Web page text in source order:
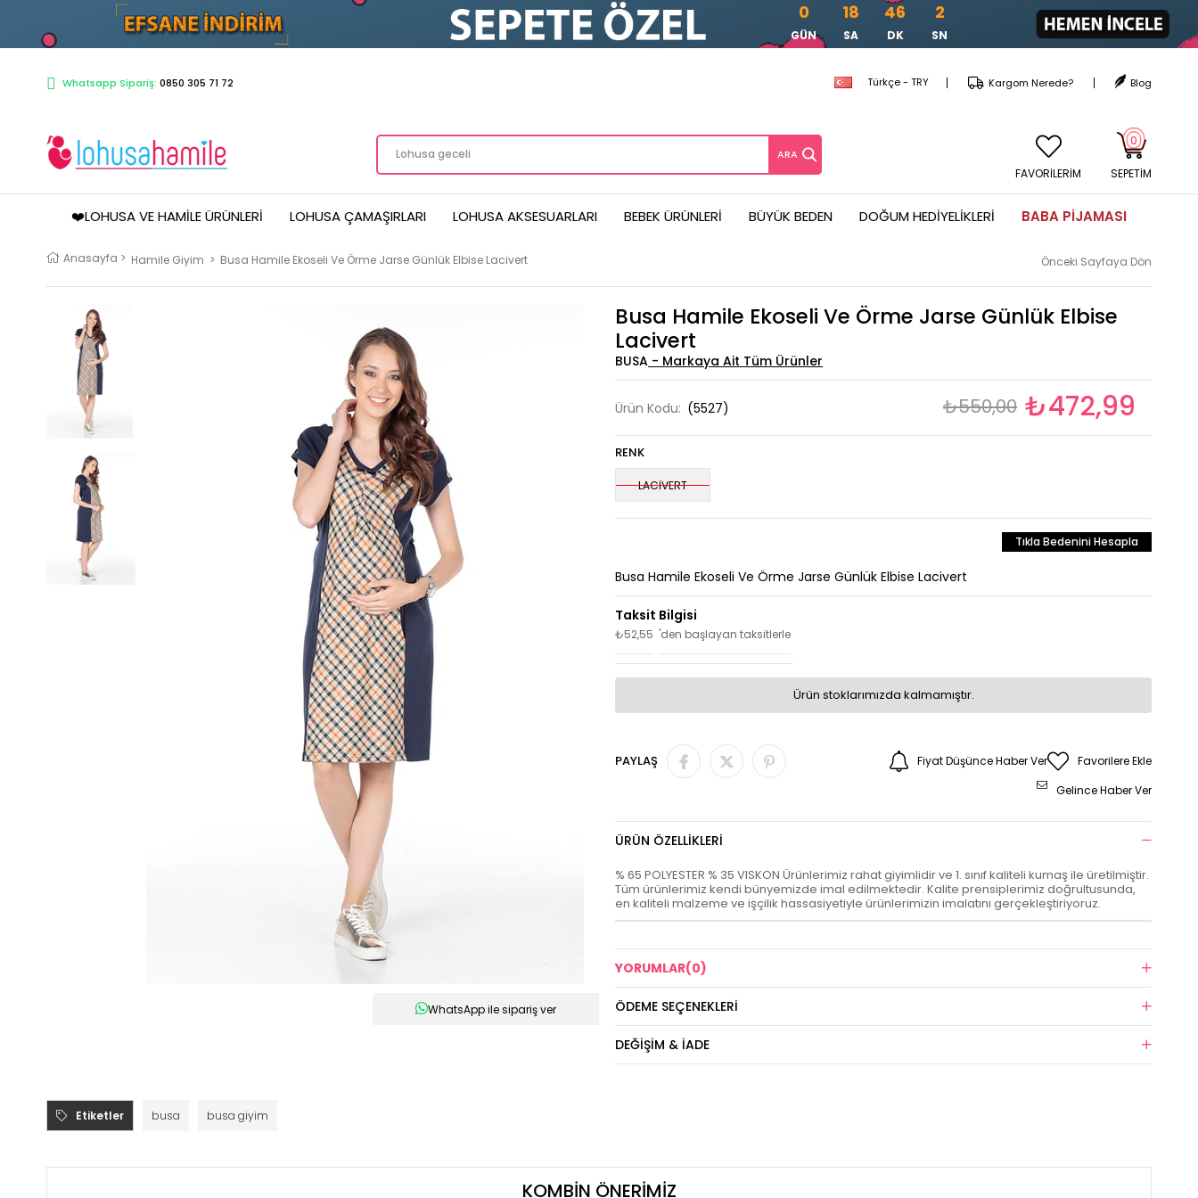
0
GÜN
18
SA
46
DK
1
SN
Whatsapp Sipariş: 0850 305 71 72 Türkçe - TRY Blog
Kargom Nerede?
SEPETIM
0
FAVORİLERİM
❤️LOHUSA VE HAMILE ÜRÜNLERI LOHUSA ÇAMAŞIRLARI LOHUSA AKSESUARLARI BEBEK ÜRÜNLERI BÜYÜK BEDEN DOĞUM HEDIYELIKLERI BABA PIJAMASI
Anasayfa > Hamile Giyim > Busa Hamile Ekoseli Ve Örme Jarse Günlük Elbise Lacivert Önceki Sayfaya Dön
WhatsApp ile sipariş ver
Busa Hamile Ekoseli Ve Örme Jarse Günlük Elbise
Lacivert
BUSA
Ürün Kodu: (5527) ₺550,00 ₺472,99
RENK
LACİVERT
Tıkla Bedenini Hesapla
Busa Hamile Ekoseli Ve Örme Jarse Günlük Elbise Lacivert
₺52,55 'den başlayan taksitlerle
Ürün stoklarımızda kalmamıştır.
PAYLAŞ Favorilere Ekle
Fiyat Düşünce Haber Ver
Gelince Haber Ver
ÜRÜN ÖZELLIKLERI
% 65 POLYESTER % 35 VISKON Ürünlerimiz rahat giyimlidir ve 1. sınıf kaliteli kumaş ile üretilmiştir.
Tüm ürünlerimiz kendi bünyemizde imal edilmektedir. Kalite prensiplerimiz doğrultusunda,
en kaliteli malzeme ve işçilik hassasiyetiyle ürünlerimizin imalatını gerçekleştiriyoruz.
YORUMLAR(0)
ÖDEME SEÇENEKLERI
DEĞIŞIM & İADE
Etiketler busa busa giyim
KOMBİN ÖNERİMİZ